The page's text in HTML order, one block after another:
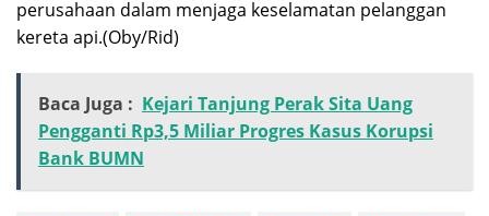
perusahaan dalam menjaga keselamatan pelanggan
kereta api.(Oby/Rid)
Baca Juga : Kejari Tanjung Perak Sita Uang
Pengganti Rp3,5 Miliar Progres Kasus Korupsi
Bank BUMN